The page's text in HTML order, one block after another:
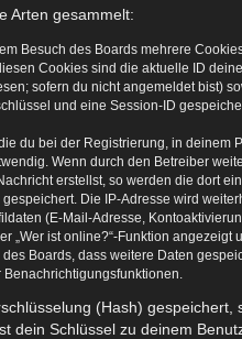
Arten gesammelt:
Besuch des Boards mehrere
Cookies sind die aktuelle ID
sofern du nicht angemeldet bist)
und eine Session-ID
du bei der Registrierung, in
Wenn durch den Betreiber
erstellst, so werden die dort
Die IP-Adresse wird
(E-Mail-Adresse,
„Wer ist online?“-Funktion angezeigt
Boards, dass weitere Daten
(Hash)
dein Schlüssel zu deinem